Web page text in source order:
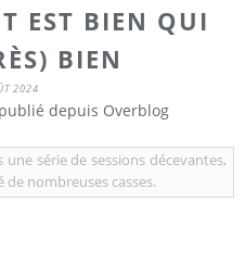
EST BIEN QUI
BIEN
2024
depuis Overblog
série de sessions décevantes,
de nombreuses casses.